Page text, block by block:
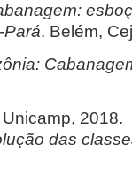
Pará. Belém,
2018.
das